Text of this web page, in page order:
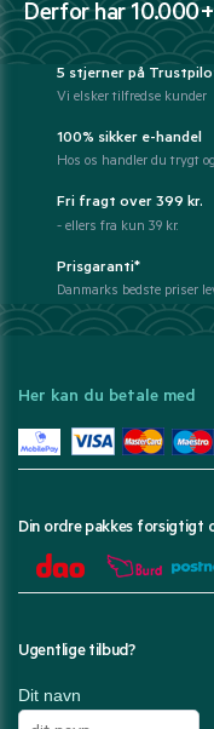
Derfor har
5 stjerner på
Vi elsker tilfredse kunder
100% sikker e-handel
Hos os handler du trygt
Fri fragt over 399 kr.
- ellers fra kun 39 kr.
Prisgaranti*
Danmarks bedste priser
Her kan du betale med
Din ordre pakkes forsigtigt
Ugentlige tilbud?
Dit navn